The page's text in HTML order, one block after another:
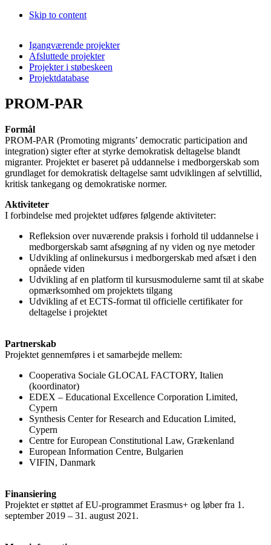
Skip to content
Igangværende projekter
Afsluttede projekter
Projekter i støbeskeen
Projektdatabase
PROM-PAR
Formål
PROM-PAR (Promoting migrants’ democratic participation and
integration) sigter efter at styrke demokratisk deltagelse blandt
migranter. Projektet er baseret på uddannelse i medborgerskab som
grundlaget for demokratisk deltagelse samt udviklingen af selvtillid,
kritisk tankegang og demokratiske normer.
Aktiviteter
I forbindelse med projektet udføres følgende aktiviteter:
Refleksion over nuværende praksis i forhold til uddannelse i
medborgerskab samt afsøgning af ny viden og nye metoder
Udvikling af onlinekursus i medborgerskab med afsæt i den
opnåede viden
Udvikling af en platform til kursusmodulerne samt til at skabe
opmærksomhed om projektets tilgang
Udvikling af et ECTS-format til officielle certifikater for
deltagelse i projektet
Partnerskab
Projektet gennemføres i et samarbejde mellem:
Cooperativa Sociale GLOCAL FACTORY, Italien
(koordinator)
EDEX – Educational Excellence Corporation Limited,
Cypern
Synthesis Center for Research and Education Limited,
Cypern
Centre for European Constitutional Law, Grækenland
European Information Centre, Bulgarien
VIFIN, Danmark
Finansiering
Projektet er støttet af EU-programmet Erasmus+ og løber fra 1.
september 2019 – 31. august 2021.